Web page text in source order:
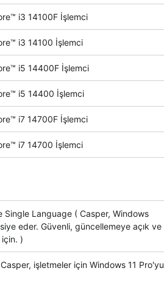
i3 14100F İşlemci
i3 14100 İşlemci
i5 14400F İşlemci
i5 14400 İşlemci
i7 14700F İşlemci
i7 14700 İşlemci
Single Language ( Casper, Windows
eder. Güvenli, güncellemeye açık ve
için. )
işletmeler için Windows 11 Pro'yu